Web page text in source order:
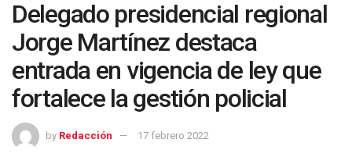
Delegado presidencial regional
Jorge Martínez destaca
entrada en vigencia de ley que
fortalece la gestión policial
by Redacción 17 febrero 2022